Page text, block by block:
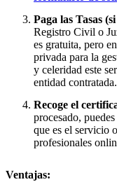
Paga las Tasas
Registro Civil o
es gratuita, pero
privada para la
y celeridad este
entidad contratada.
Recoge el
procesado,
que es el servicio
profesionales
Ventajas: